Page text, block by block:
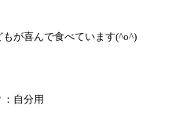
が喜んで食べています(^o^)
：自分用